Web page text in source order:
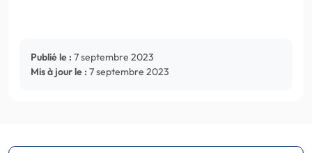
Publié le : 7 septembre 2023
Mis à jour le : 7 septembre 2023